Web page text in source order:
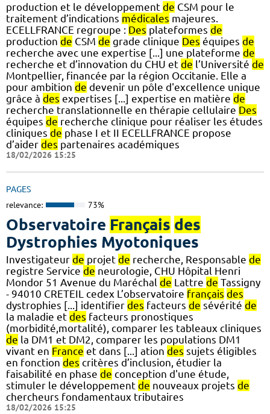
production et le développement de CSM pour le
traitement d’indications médicales majeures.
ECELLFRANCE regroupe : Des plateformes de
production de CSM de grade clinique Des équipes de
recherche avec une expertise [...] une plateforme de
recherche et d’innovation du CHU et de l’Université de
Montpellier, financée par la région Occitanie. Elle a
pour ambition de devenir un pôle d'excellence unique
grâce à des expertises [...] expertise en matière de
recherche translationnelle en thérapie cellulaire Des
équipes de recherche clinique pour réaliser les études
cliniques de phase I et II ECELLFRANCE propose
d’aider des partenaires académiques
18/02/2026 15:25
PAGES
relevance: 73%
Observatoire Français des
Dystrophies Myotoniques
Investigateur de projet de recherche, Responsable de
registre Service de neurologie, CHU Hôpital Henri
Mondor 51 Avenue du Maréchal de Lattre de Tassigny
- 94010 CRETEIL cedex L’observatoire français des
dystrophies [...] identifier des facteurs de sévérité de
la maladie et des facteurs pronostiques
(morbidité,mortalité), comparer les tableaux cliniques
de la DM1 et DM2, comparer les populations DM1
vivant en France et dans [...] ation des sujets éligibles
en fonction des critères d’inclusion, étudier la
faisabilité en phase de conception d'une étude,
stimuler le développement de nouveaux projets de
chercheurs fondamentaux tributaires
18/02/2026 15:25